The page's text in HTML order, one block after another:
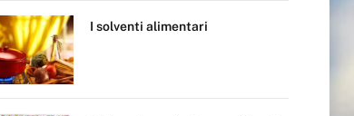
I solventi alimentari